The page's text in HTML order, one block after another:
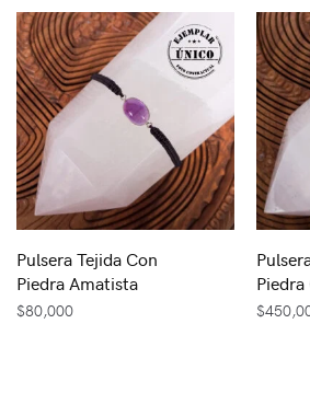
Pulsera Tejida Con
Piedra Amatista
$80,000 $